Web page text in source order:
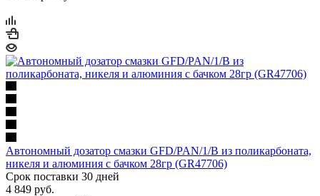
Автономный дозатор смазки GFD/PAN/1/B из поликарбоната,
никеля и алюминия с бачком 28гр (GR47706)
Срок поставки 30 дней
4 849 руб.